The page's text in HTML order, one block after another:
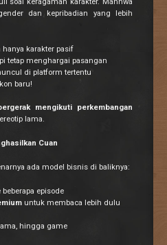
dan kepribadian yang lebih
karakter pasif
tetap menghargai pasangan
di platform tertentu
baru!
mengikuti perkembangan
lama.
Cuan
ada model bisnis di baliknya:
episode
untuk membaca lebih dulu
hingga game